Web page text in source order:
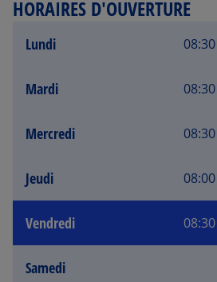
HORAIRES D'OUVERTURE
Lundi
Mardi
Mercredi
Jeudi
Vendredi
Samedi